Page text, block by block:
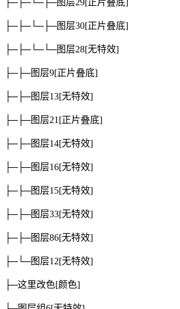
├─├─└─├─图层29[正片叠底]
├─├─└─├─图层30[正片叠底]
├─├─└─└─图层28[无特效]
├─├─图层9[正片叠底]
├─├─图层13[无特效]
├─├─图层21 [正片叠底]
├─├─图层14[无特效]
├─├─图层16[无特效]
├─├─图层15[无特效]
├─├─图层33[无特效]
├─├─图层86[无特效]
├─└─图层12[无特效]
├─这里改色[颜色]